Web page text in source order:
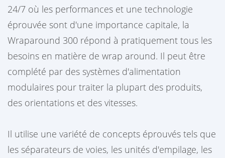
24/7 où les performances et une technologie
éprouvée sont d'une importance capitale, la
Wraparound 300 répond à pratiquement tous les
besoins en matière de wrap around. Il peut être
complété par des systèmes d'alimentation
modulaires pour traiter la plupart des produits,
des orientations et des vitesses.
Il utilise une variété de concepts éprouvés tels que
les séparateurs de voies, les unités d'empilage, les